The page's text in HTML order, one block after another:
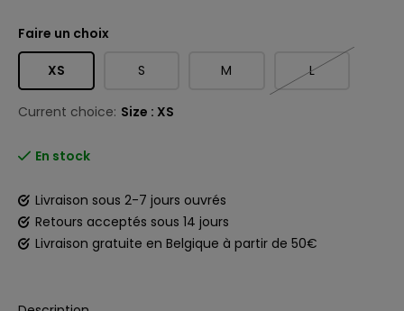
Faire un choix
XS S M L
Current choice: Size : XS
En stock
Livraison sous 2-7 jours ouvrés
Retours acceptés sous 14 jours
Livraison gratuite en Belgique à partir de 50€